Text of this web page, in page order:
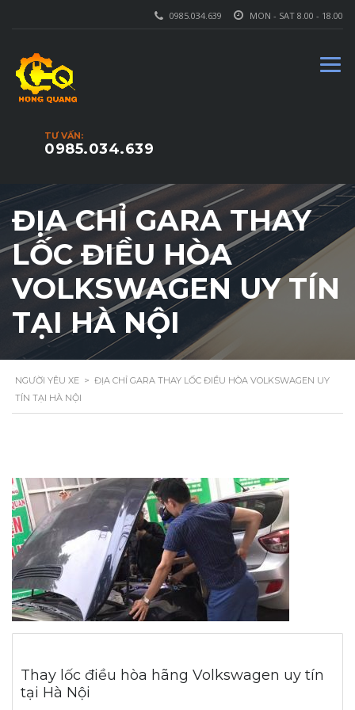
MON - SAT 8.00 - 18.00
0985.034.639
TƯ VẤN:
0985.034.639
ĐỊA CHỈ GARA THAY
LỐC ĐIỀU HÒA
VOLKSWAGEN UY TÍN
TẠI HÀ NỘI
NGƯỜI YÊU XE > ĐỊA CHỈ GARA THAY LỐC ĐIỀU HÒA VOLKSWAGEN UY
TÍN TẠI HÀ NỘI
Thay lốc điều hòa hãng Volkswagen uy tín
tại Hà Nội